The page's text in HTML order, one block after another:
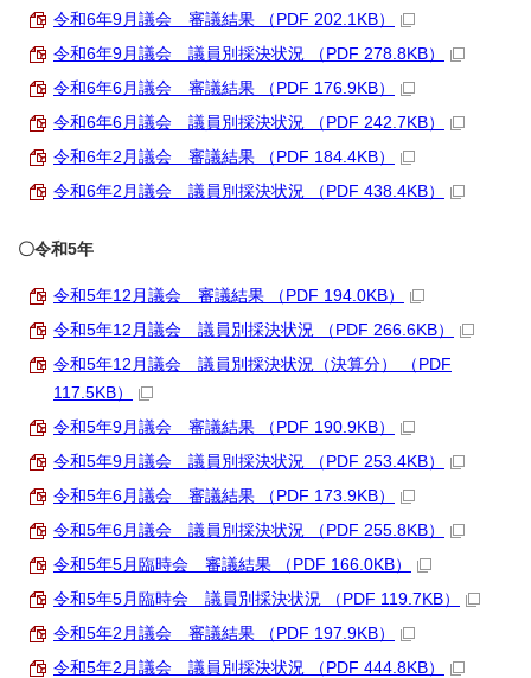
令和6年9月議会 審議結果 （PDF 202.1KB）
令和6年9月議会 議員別採決状況 （PDF 278.8KB）
令和6年6月議会 審議結果 （PDF 176.9KB）
令和6年6月議会 議員別採決状況 （PDF 242.7KB）
令和6年2月議会 審議結果 （PDF 184.4KB）
令和6年2月議会 議員別採決状況 （PDF 438.4KB）
〇令和5年
令和5年12月議会 審議結果 （PDF 194.0KB）
令和5年12月議会 議員別採決状況 （PDF 266.6KB）
令和5年12月議会 議員別採決状況（決算分） （PDF
117.5KB）
令和5年9月議会 審議結果 （PDF 190.9KB）
令和5年9月議会 議員別採決状況 （PDF 253.4KB）
令和5年6月議会 審議結果 （PDF 173.9KB）
令和5年6月議会 議員別採決状況 （PDF 255.8KB）
令和5年5月臨時会 審議結果 （PDF 166.0KB）
令和5年5月臨時会 議員別採決状況 （PDF 119.7KB）
令和5年2月議会 審議結果 （PDF 197.9KB）
令和5年2月議会 議員別採決状況 （PDF 444.8KB）